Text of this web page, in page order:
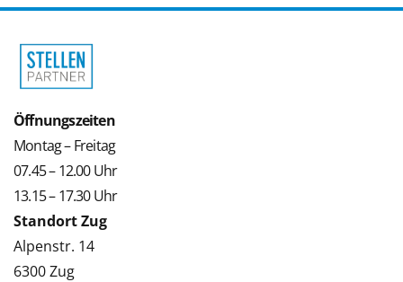
Öffnungszeiten
Montag – Freitag
07.45 – 12.00 Uhr
13.15 – 17.30 Uhr
Standort Zug
Alpenstr. 14
6300 Zug